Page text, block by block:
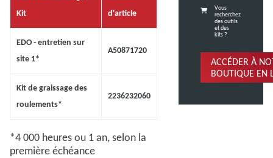
Kit
d'article
EDO - entretien sur
site 1*
A50871720
Kit de graissage des
roulements*
2236232060
*4 000 heures ou 1 an, selon la
première échéance
Vous
recherchez
des outils
et des
kits ?
ACCÉDER À
BOUTIQUE EN